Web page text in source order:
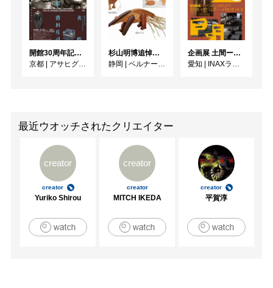
開館30周年記念 山本爲三郎・河井寬次郎没後60年記念 「共鳴 河井寬次郎 × 濱田庄司 ー山本爲三郎コレクションより」
京都 | アサヒグループ大山崎山荘美術館
杉山明博追悼展 木とわたし―木工の妙技と美術教育
静岡 | ベルナール・ビュフェ美術館
企画展 土間ーつくって、つかって、再発見ー
愛知 | INAXライブミュージアム
最近ウオッチされたクリエイター
creator
creator
Yuriko Shirou
creator
creator
MITCH IKEDA
creator
平賀淳